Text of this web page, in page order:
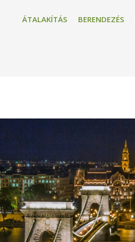
ÁTALAKÍTÁS BERENDEZÉS